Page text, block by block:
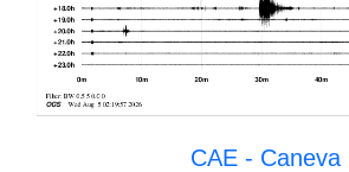
CAE - Caneva